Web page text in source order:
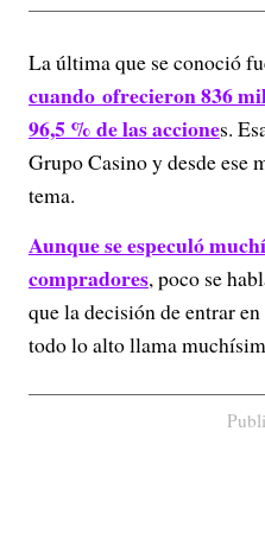
La última que se conoció
cuando ofrecieron 836
96,5 % de las acciones.
Grupo Casino y desde ese
tema.
Aunque se especuló
compradores, poco se
que la decisión de entrar
todo lo alto llama